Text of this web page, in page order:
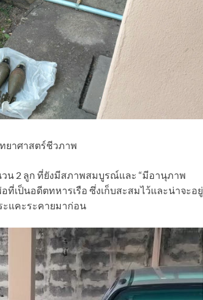
ยาศาสตร์ชีวภาพ
วน 2 ลูก ที่ยังมีสภาพสมบูรณ์และ “มีอานุภาพ
เป็นอดีตทหารเรือ ซึ่งเก็บสะสมไว้และน่าจะอยู่
ะแคะระคายมาก่อน